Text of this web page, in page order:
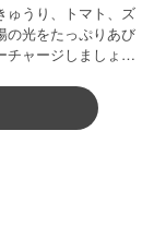
ゅうり、トマト、ズ
の光をたっぷりあび
チャージしましょう